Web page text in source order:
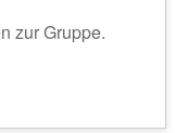
zur Gruppe.